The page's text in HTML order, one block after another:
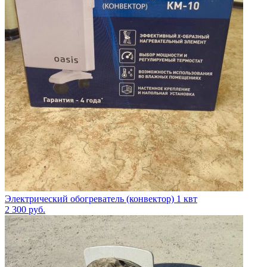
Электрический обогреватель (конвектор) 1 квт
2 300 руб.